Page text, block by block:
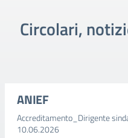
Circolari,
ANIEF
Accreditamento_Dirigente
10.06.2026